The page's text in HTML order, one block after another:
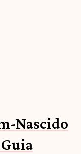
Nascido